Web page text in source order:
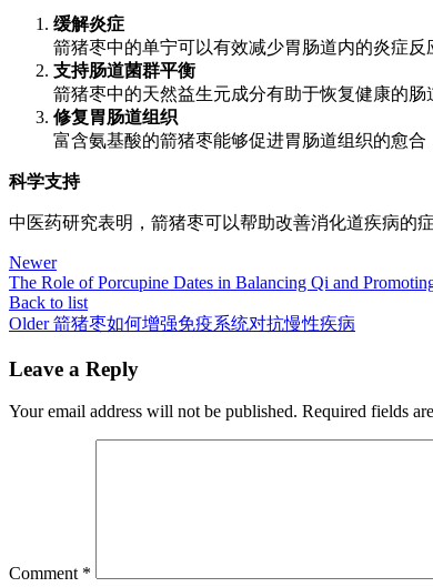
缓解炎症
箭猪枣中的单宁可以有效减少胃肠道内的炎症反
支持肠道菌群平衡
箭猪枣中的天然益生元成分有助于恢复健康的肠
修复胃肠道组织
富含氨基酸的箭猪枣能够促进胃肠道组织的愈合
科学支持
中医药研究表明，箭猪枣可以帮助改善消化道疾病的
Newer
The Role of Porcupine Dates in Balancing Qi and
Back to list
Older 箭猪枣如何增强免疫系统对抗慢性疾病
Leave a Reply
Your email address will not be published. Required fields
Comment *